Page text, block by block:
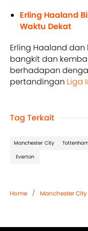
Erling Haaland
Waktu Dekat
Erling Haaland
bangkit dan
berhadapan
pertandingan Liga
Tag Terkait
Manchester City
Everton
Home / Manchester City